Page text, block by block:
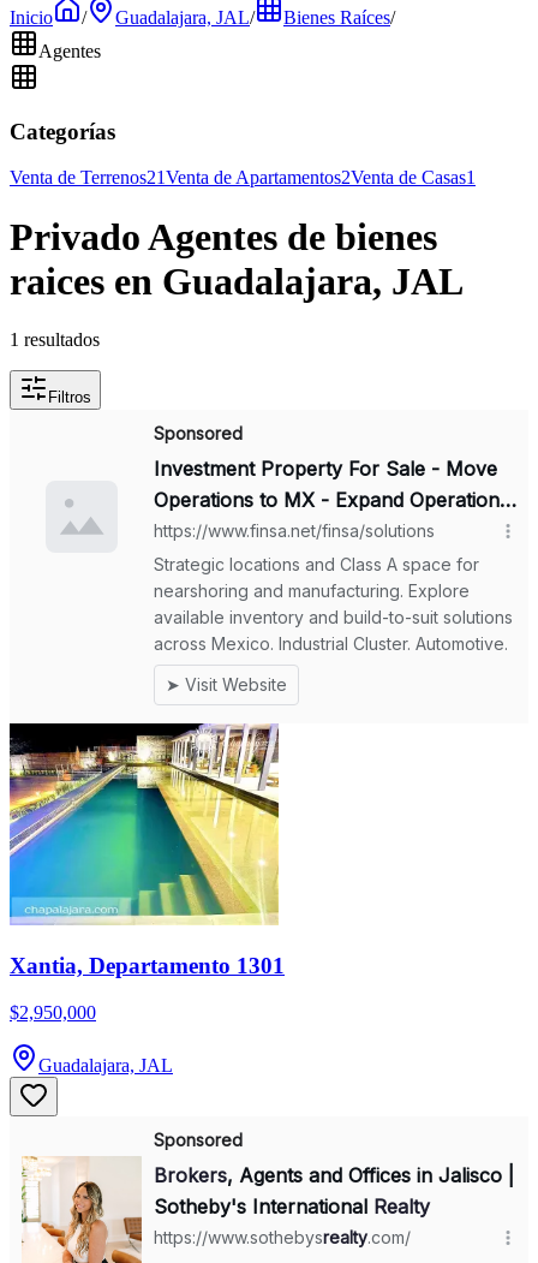
Inicio
/ Guadalajara, JAL/ Bienes Raíces/
Agentes
Categorías
Venta de Terrenos21Venta de Apartamentos2Venta de Casas1
Privado Agentes de bienes
raices en Guadalajara, JAL
1 resultados
Filtros
Xantia, Departamento 1301
$2,950,000
Guadalajara, JAL